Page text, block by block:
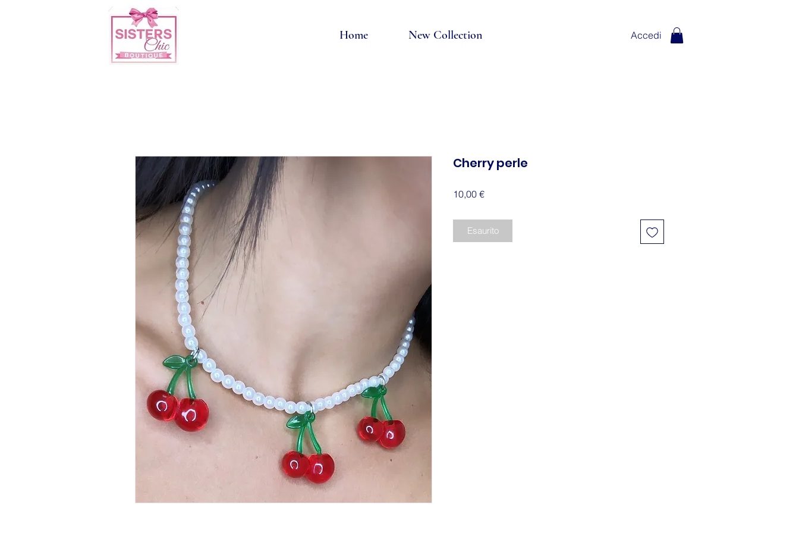
Home New Collection Accedi
Cherry perle
10,00 €Prezzo
Esaurito